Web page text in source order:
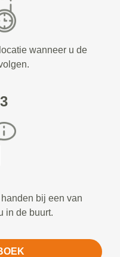
wanneer u de
bij een van
in de buurt.